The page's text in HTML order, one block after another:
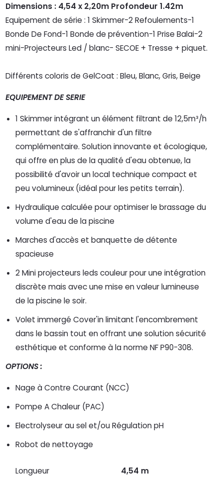
Dimensions : 4,54 x 2,20m Profondeur 1.42m
Equipement de série : 1 Skimmer-2 Refoulements-1
Bonde De Fond-1 Bonde de prévention-1 Prise Balai-2
mini-Projecteurs Led / blanc- SECOE + Tresse + piquet.
Différents coloris de GelCoat : Bleu, Blanc, Gris, Beige
EQUIPEMENT DE SERIE
1 Skimmer intégrant un élément filtrant de 12,5m³/h
permettant de s'affranchir d'un filtre
complémentaire. Solution innovante et écologique,
qui offre en plus de la qualité d'eau obtenue, la
possibilité d'avoir un local technique compact et
peu volumineux (idéal pour les petits terrain).
Hydraulique calculée pour optimiser le brassage du
volume d'eau de la piscine
Marches d'accès et banquette de détente
spacieuse
2 Mini projecteurs leds couleur pour une intégration
discrète mais avec une mise en valeur lumineuse
de la piscine le soir.
Volet immergé Cover'in limitant l'encombrement
dans le bassin tout en offrant une solution sécurité
esthétique et conforme à la norme NF P90-308.
OPTIONS :
Nage à Contre Courant (NCC)
Pompe A Chaleur (PAC)
Electrolyseur au sel et/ou Régulation pH
Robot de nettoyage
Longueur
4,54 m